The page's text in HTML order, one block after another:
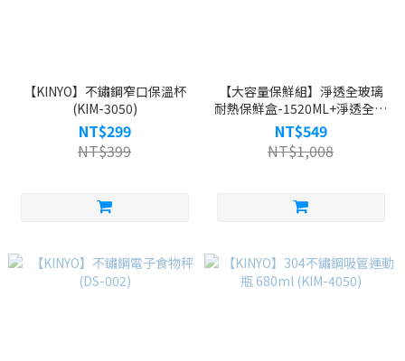
【KINYO】不鏽鋼窄口保溫杯
(KIM-3050)
NT$299
NT$399
【大容量保鮮組】淨透全玻璃
耐熱保鮮盒-1520ML+淨透全玻
璃耐熱保鮮盒-1050ML
NT$549
NT$1,008